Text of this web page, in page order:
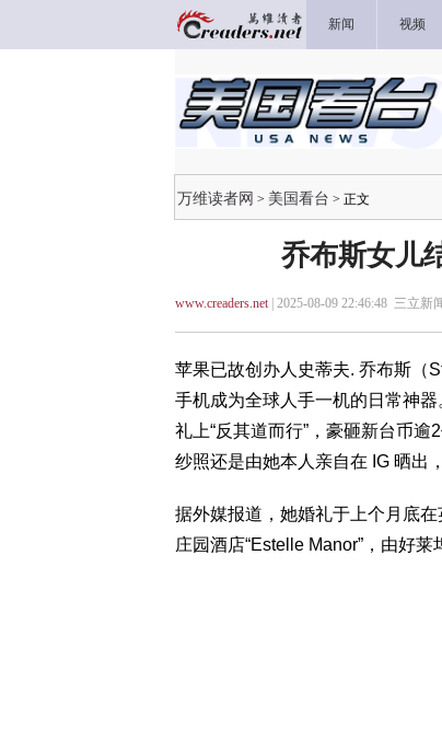
新闻 视频
万维读者网 > 美国看台 > 正文
乔布斯女儿
www.creaders.net| 2025-08-09 22:46:48 三立新
苹果已故创办人史蒂夫. 乔布斯（
手机成为全球人手一机的日常神
礼上“反其道而行”，豪砸新台币
纱照还是由她本人亲自在 IG 晒出
据外媒报道，她婚礼于上个月底
庄园酒店“Estelle Manor”，由好